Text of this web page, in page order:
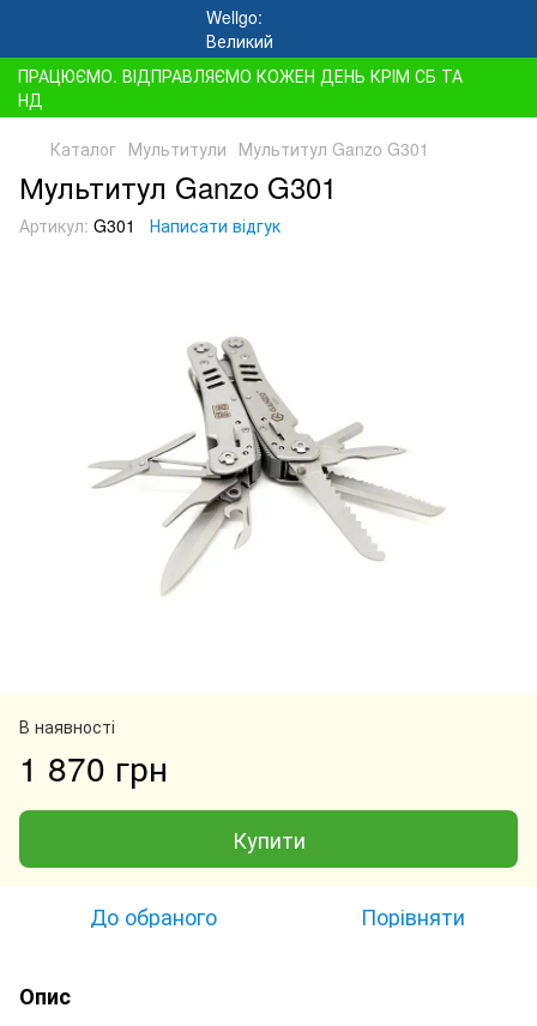
ПРАЦЮЄМО. ВІДПРАВЛЯЄМО КОЖЕН ДЕНЬ КРІМ СБ ТА
НД
Каталог Мультитули Мультитул Ganzo G301
Мультитул Ganzo G301
Артикул: G301 Написати відгук
В наявності
1 870 грн
Купити
До обраного Порівняти
Опис